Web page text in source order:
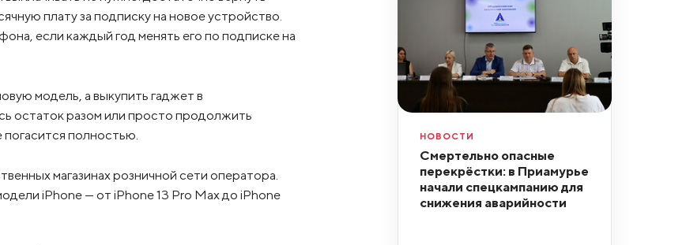
плату за подписку на новое устройство.
если каждый год менять его по подписке на
модель, а выкупить гаджет в
остаток разом или просто продолжить
полностью.
магазинах розничной сети оператора.
iPhone — от iPhone 13 Pro Max до iPhone
НОВОСТИ
Смертельно опасные
перекрёстки: в Приамурье
начали спецкампанию для
снижения аварийности